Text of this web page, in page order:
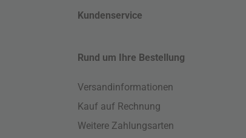
Kundenservice
Rund um Ihre Bestellung
Versandinformationen
Kauf auf Rechnung
Weitere Zahlungsarten